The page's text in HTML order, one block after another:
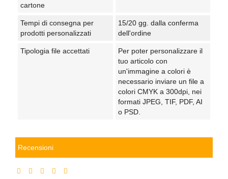
cartone
Tempi di consegna per
prodotti personalizzati
15/20 gg. dalla conferma
dell'ordine
Tipologia file accettati
Per poter personalizzare il
tuo articolo con
un'immagine a colori è
necessario inviare un file a
colori CMYK a 300dpi, nei
formati JPEG, TIF, PDF, AI
o PSD.
Recensioni